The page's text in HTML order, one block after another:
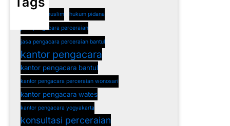
cerai non muslim hukum pidana
jasa pengacara perceraian
jasa pengacara perceraian bantul
kantor pengacara
kantor pengacara bantul
kantor pengacara perceraian wonosari
kantor pengacara wates
kantor pengacara yogyakarta
konsultasi perceraian